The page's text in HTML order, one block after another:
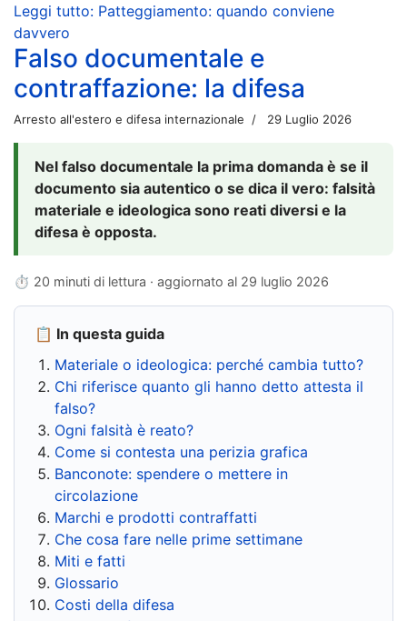
Leggi tutto: Patteggiamento: quando conviene
davvero
Falso documentale e
contraffazione: la difesa
Arresto all'estero e difesa internazionale 29 Luglio 2026
Nel falso documentale la prima domanda è se il
documento sia autentico o se dica il vero: falsità
materiale e ideologica sono reati diversi e la
difesa è opposta.
⏱ 20 minuti di lettura · aggiornato al 29 luglio 2026
📋 In questa guida
Materiale o ideologica: perché cambia tutto?
Chi riferisce quanto gli hanno detto attesta il
falso?
Ogni falsità è reato?
Come si contesta una perizia grafica
Banconote: spendere o mettere in
circolazione
Marchi e prodotti contraffatti
Che cosa fare nelle prime settimane
Miti e fatti
Glossario
Costi della difesa